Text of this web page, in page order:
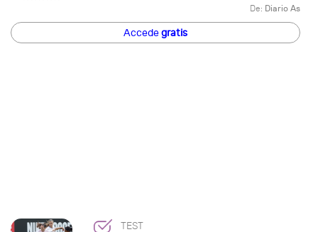
De: Diario As
Accedegratis
TEST